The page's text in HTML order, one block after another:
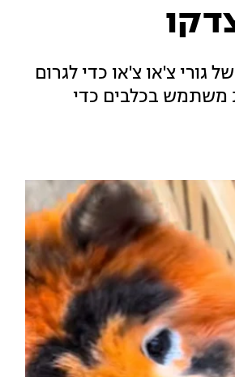
גורי צ'או צ'או כדי לגרום
משתמש בכלבים כדי